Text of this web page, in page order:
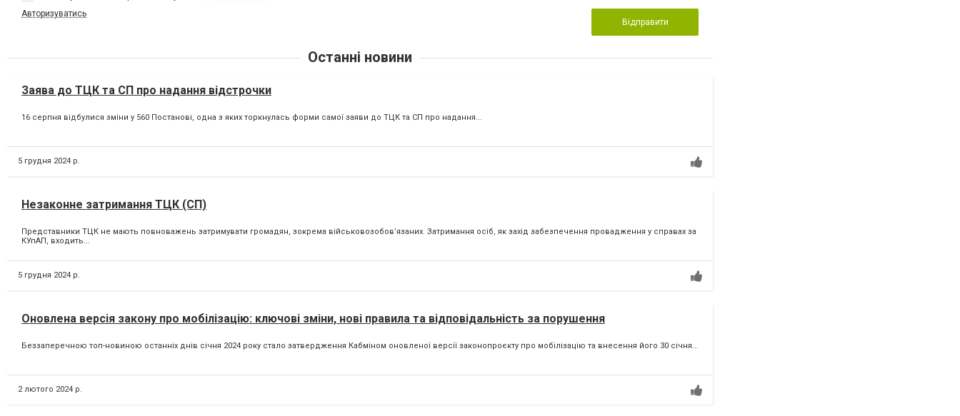
Авторизуватись
Відправити
Останні новини
Заява до ТЦК та СП про надання відстрочки
16 серпня відбулися зміни у 560 Постанові, одна з яких торкнулась форми самої заяви до ТЦК та СП про надання...
5 грудня 2024 р.
Незаконне затримання ТЦК (СП)
Представники ТЦК не мають повноважень затримувати громадян, зокрема військовозобов’язаних. Затримання осіб, як захід забезпечення провадження у справах за
КУпАП, входить...
5 грудня 2024 р.
Оновлена версія закону про мобілізацію: ключові зміни, нові правила та відповідальність за порушення
Беззаперечною топ-новиною останніх днів січня 2024 року стало затвердження Кабміном оновленої версії законопроєкту про мобілізацію та внесення його 30 січня...
2 лютого 2024 р.